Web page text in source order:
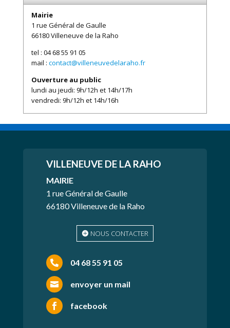
Mairie
1 rue Général de Gaulle
66180 Villeneuve de la Raho
tel : 04 68 55 91 05
mail : contact@villeneuvedelaraho.fr
Ouverture au public
lundi au jeudi: 9h/12h et 14h/17h
vendredi: 9h/12h et 14h/16h
VILLENEUVE DE LA RAHO
MAIRIE
1 rue Général de Gaulle
66180 Villeneuve de la Raho
NOUS CONTACTER
 04 68 55 91 05
 envoyer un mail
 facebook